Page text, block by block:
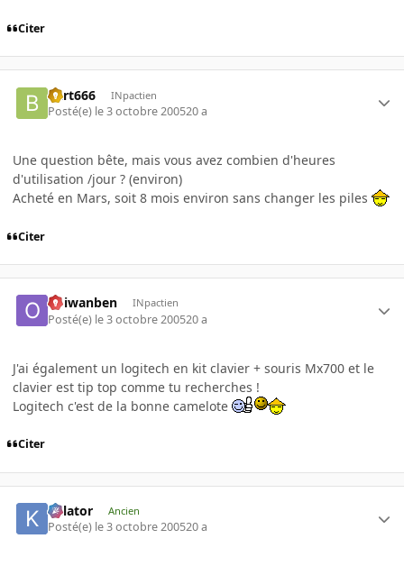
Citer
Bart666 INpactien
Posté(e) le 3 octobre 200520 a
Une question bête, mais vous avez combien d'heures
d'utilisation /jour ? (environ)
Acheté en Mars, soit 8 mois environ sans changer les piles
Citer
obiwanben INpactien
Posté(e) le 3 octobre 200520 a
J'ai également un logitech en kit clavier + souris Mx700 et le
clavier est tip top comme tu recherches !
Logitech c'est de la bonne camelote
Citer
Killator Ancien
Posté(e) le 3 octobre 200520 a